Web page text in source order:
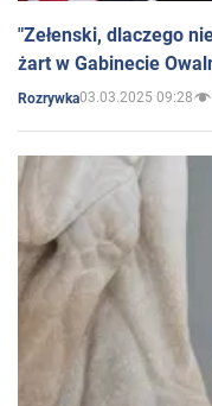
"Zełenski, dlaczego
żart w Gabinecie
Rozrywka03.03.2025 09:28